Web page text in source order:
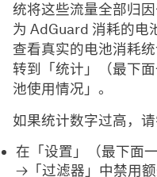
统将这些流量全部归
为 AdGuard 消耗的电
查看真实的电池消耗
转到「统计」（最下
池使用情况」。
如果统计数字过高，请
在「设置」（最下面
→「过滤器」中禁用额